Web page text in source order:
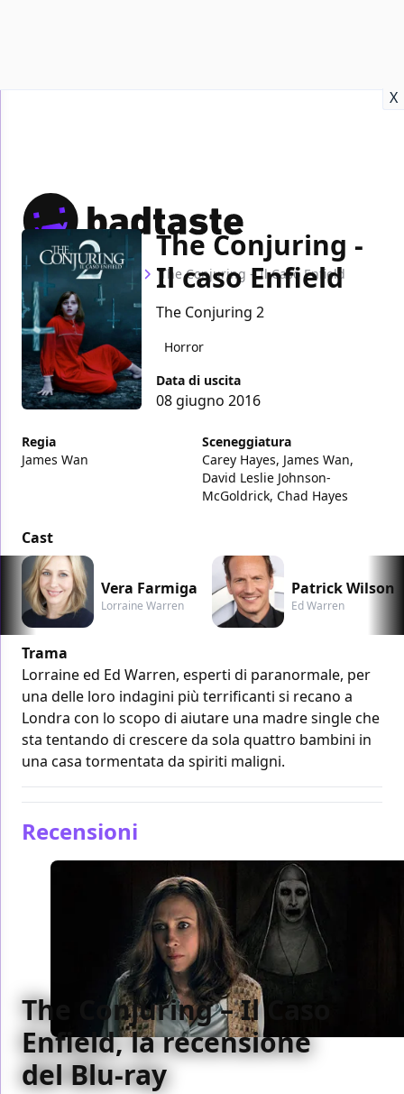
X
Home Film The Conjuring – Il Caso Enfield
The Conjuring -
Il caso Enfield
The Conjuring 2
Horror
Data di uscita
08 giugno 2016
Regia
James Wan
Sceneggiatura
Carey Hayes, James Wan,
David Leslie Johnson-
McGoldrick, Chad Hayes
Cast
Vera Farmiga
Lorraine Warren
Patrick Wilson
Ed Warren
Trama
Lorraine ed Ed Warren, esperti di paranormale, per
una delle loro indagini più terrificanti si recano a
Londra con lo scopo di aiutare una madre single che
sta tentando di crescere da sola quattro bambini in
una casa tormentata da spiriti maligni.
Recensioni
The Conjuring – Il Caso
Enfield, la recensione
del Blu-ray